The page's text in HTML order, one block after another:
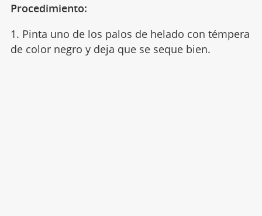
Procedimiento:
1. Pinta uno de los palos de helado con témpera
de color negro y deja que se seque bien.